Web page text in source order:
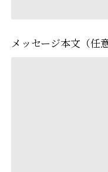
メッセージ本文（任意